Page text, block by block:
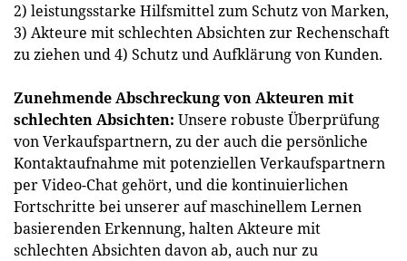
2) leistungsstarke Hilfsmittel zum Schutz von Marken,
3) Akteure mit schlechten Absichten zur Rechenschaft
zu ziehen und 4) Schutz und Aufklärung von Kunden.
Zunehmende Abschreckung von Akteuren mit
schlechten Absichten: Unsere robuste Überprüfung
von Verkaufspartnern, zu der auch die persönliche
Kontaktaufnahme mit potenziellen Verkaufspartnern
per Video-Chat gehört, und die kontinuierlichen
Fortschritte bei unserer auf maschinellem Lernen
basierenden Erkennung, halten Akteure mit
schlechten Absichten davon ab, auch nur zu